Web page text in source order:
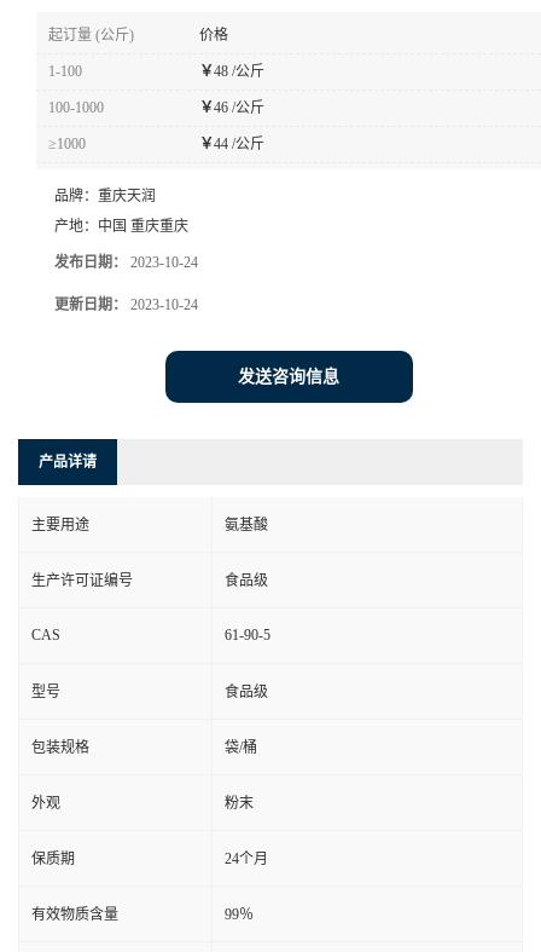
起订量 (公斤) 价格
1-100 ￥48 /公斤
100-1000 ￥46 /公斤
≥1000 ￥44 /公斤
品牌： 重庆天润
产地： 中国 重庆重庆
发布日期： 2023-10-24
更新日期： 2023-10-24
发送咨询信息
产品详请
主要用途 氨基酸
生产许可证编号 食品级
CAS 61-90-5
型号 食品级
包装规格 袋/桶
外观 粉末
保质期 24个月
有效物质含量 99％